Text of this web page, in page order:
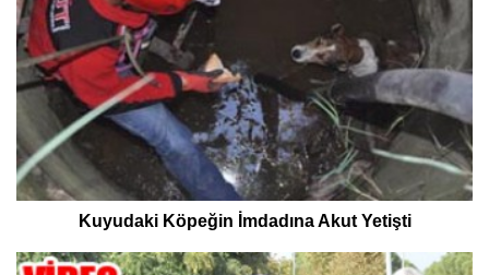
Kuyudaki Köpeğin İmdadına Akut Yetişti